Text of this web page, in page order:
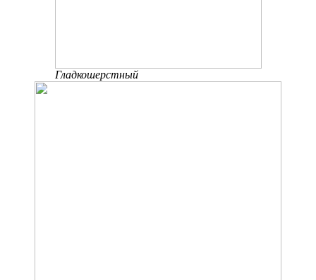
Гладкошерстный